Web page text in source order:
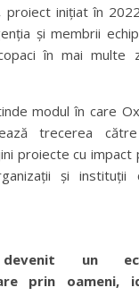
proiect inițiat în
și membrii
în mai multe
modul în care
trecerea
proiecte cu impact
și instituții
un
prin oameni,